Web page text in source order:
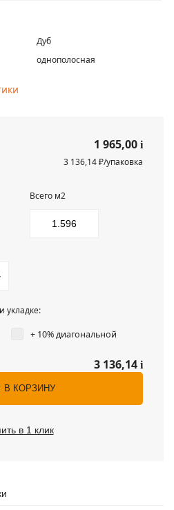
Дуб
однополосная
1 965,00 i
3 136,14 ₽/упаковка
Всего м2
укладке:
+ 10% диагональной
3 136,14 i
В КОРЗИНУ
в 1 клик